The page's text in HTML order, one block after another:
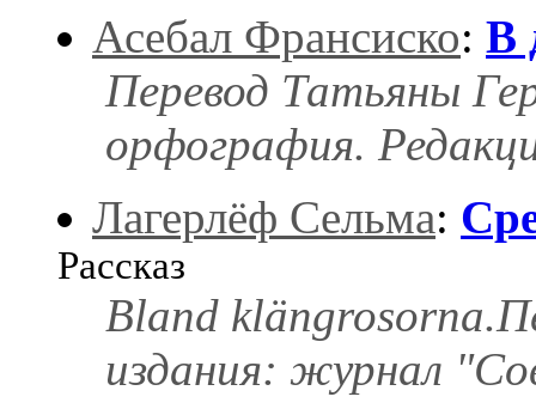
Асебал Франсиско: В
Перевод Татьяны
орфография.
Лагерлёф Сельма:
Рассказ
Bland
издания: журнал